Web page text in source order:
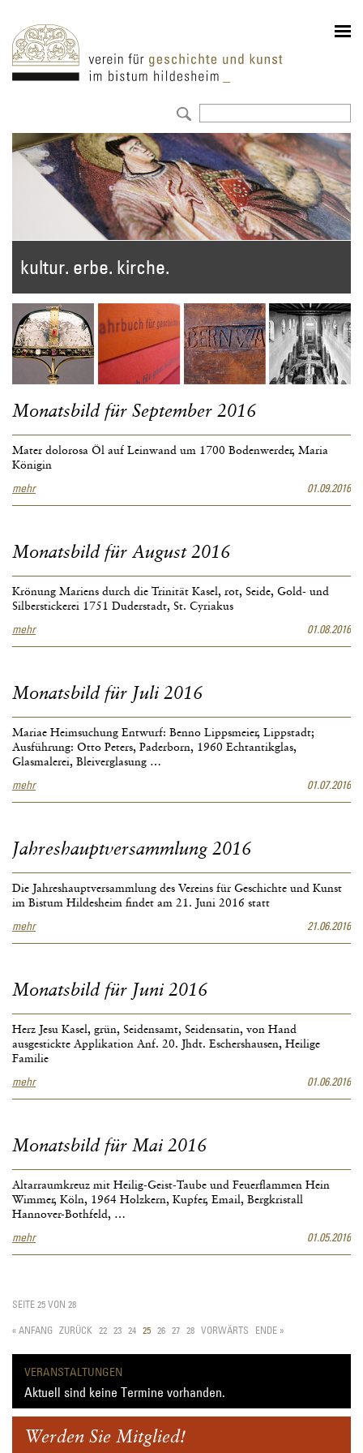
kultur. erbe. kirche.
Monatsbild für September 2016
Mater dolorosa Öl auf Leinwand um 1700 Bodenwerder, Maria
Königin
mehrMonatsbild
für
01.09.2016
Monatsbild für August 2016
Krönung Mariens durch die Trinität Kasel, rot, Seide, Gold- und
Silberstickerei 1751 Duderstadt, St. Cyriakus
mehrMonatsbild
für
01.08.2016
Monatsbild für Juli 2016
Mariae Heimsuchung Entwurf: Benno Lippsmeier, Lippstadt;
Ausführung: Otto Peters, Paderborn, 1960 Echtantikglas,
Glasmalerei, Bleiverglasung …
mehrMonatsbild
für
01.07.2016
Jahreshauptversammlung 2016
Die Jahreshauptversammlung des Vereins für Geschichte und Kunst
im Bistum Hildesheim findet am 21. Juni 2016 statt
mehrJahreshauptversammlung
2016
21.06.2016
Monatsbild für Juni 2016
Herz Jesu Kasel, grün, Seidensamt, Seidensatin, von Hand
ausgestickte Applikation Anf. 20. Jhdt. Eschershausen, Heilige
Familie
mehrMonatsbild
für
01.06.2016
Monatsbild für Mai 2016
Altarraumkreuz mit Heilig-Geist-Taube und Feuerflammen Hein
Wimmer, Köln, 1964 Holzkern, Kupfer, Email, Bergkristall
Hannover-Bothfeld, …
mehrMonatsbild
für
01.05.2016
SEITE 25 VON 28
« ANFANG ZURÜCK 22 23 24 25 26 27 28 VORWÄRTS ENDE »
VERANSTALTUNGEN
Aktuell sind keine Termine vorhanden.
Werden Sie Mitglied!